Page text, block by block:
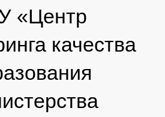
«Центр
качества